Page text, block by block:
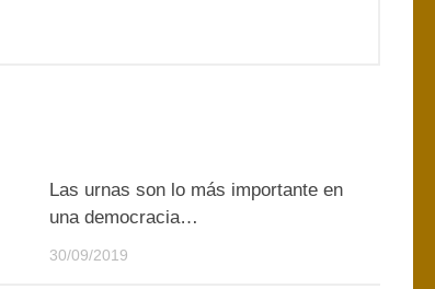
Las urnas son lo más importante en
una democracia…
30/09/2019